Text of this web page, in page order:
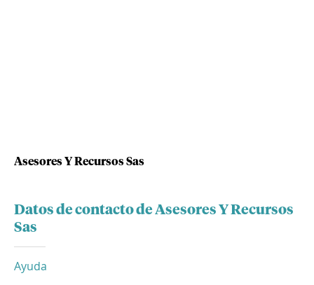
Asesores Y Recursos Sas
Datos de contacto de Asesores Y Recursos
Sas
Ayuda